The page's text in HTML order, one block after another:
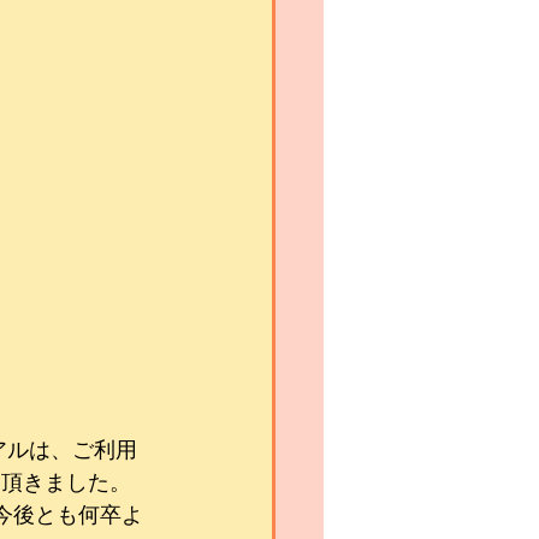
は、ご利用
頂きました。
とも何卒よ